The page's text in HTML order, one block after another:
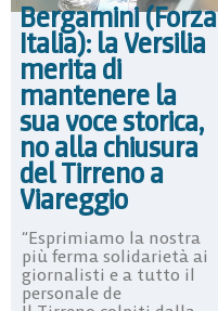
Bergamini (Forza
Italia): la Versilia
merita di
mantenere la
sua voce storica,
no alla chiusura
del Tirreno a
Viareggio
“Esprimiamo la nostra
più ferma solidarietà ai
giornalisti e a tutto il
personale de